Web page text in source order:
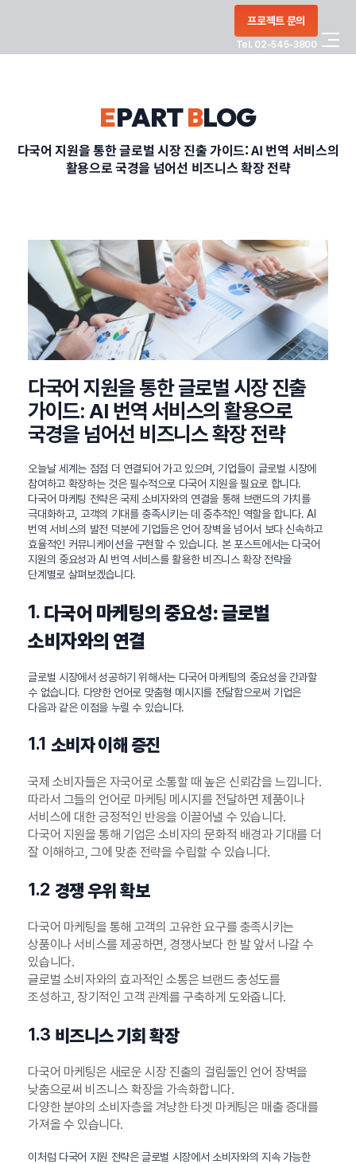
프로젝트 문의
Tel. 02-545-3800
PORTFOLIO
CONTACT
정부지원사업
EPARTBLOG
다국어 지원을 통한 글로벌 시장 진출 가이드: AI 번역 서비스의
활용으로 국경을 넘어선 비즈니스 확장 전략
다국어 지원을 통한 글로벌 시장 진출
가이드: AI 번역 서비스의 활용으로
국경을 넘어선 비즈니스 확장 전략
오늘날 세계는 점점 더 연결되어 가고 있으며, 기업들이 글로벌 시장에
참여하고 확장하는 것은 필수적으로 다국어 지원을 필요로 합니다.
다국어 마케팅 전략은 국제 소비자와의 연결을 통해 브랜드의 가치를
극대화하고, 고객의 기대를 충족시키는 데 중추적인 역할을 합니다. AI
번역 서비스의 발전 덕분에 기업들은 언어 장벽을 넘어서 보다 신속하고
효율적인 커뮤니케이션을 구현할 수 있습니다. 본 포스트에서는 다국어
지원의 중요성과 AI 번역 서비스를 활용한 비즈니스 확장 전략을
단계별로 살펴보겠습니다.
1. 다국어 마케팅의 중요성: 글로벌
소비자와의 연결
글로벌 시장에서 성공하기 위해서는 다국어 마케팅의 중요성을 간과할
수 없습니다. 다양한 언어로 맞춤형 메시지를 전달함으로써 기업은
다음과 같은 이점을 누릴 수 있습니다.
1.1 소비자 이해 증진
국제 소비자들은 자국어로 소통할 때 높은 신뢰감을 느낍니다.
따라서 그들의 언어로 마케팅 메시지를 전달하면 제품이나
서비스에 대한 긍정적인 반응을 이끌어낼 수 있습니다.
다국어 지원을 통해 기업은 소비자의 문화적 배경과 기대를 더
잘 이해하고, 그에 맞춘 전략을 수립할 수 있습니다.
1.2 경쟁 우위 확보
다국어 마케팅을 통해 고객의 고유한 요구를 충족시키는
상품이나 서비스를 제공하면, 경쟁사보다 한 발 앞서 나갈 수
있습니다.
글로벌 소비자와의 효과적인 소통은 브랜드 충성도를
조성하고, 장기적인 고객 관계를 구축하게 도와줍니다.
1.3 비즈니스 기회 확장
다국어 마케팅은 새로운 시장 진출의 걸림돌인 언어 장벽을
낮춤으로써 비즈니스 확장을 가속화합니다.
다양한 분야의 소비자층을 겨냥한 타겟 마케팅은 매출 증대를
가져올 수 있습니다.
이처럼 다국어 지원 전략은 글로벌 시장에서 소비자와의 지속 가능한